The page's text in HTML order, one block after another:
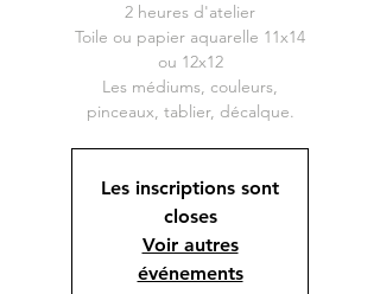
2 heures d'atelier
Toile ou papier aquarelle 11x14
ou 12x12
Les médiums, couleurs,
Les inscriptions sont
closes
Voir autres
événements